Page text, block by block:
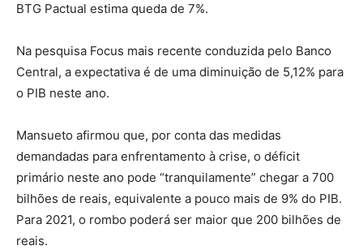
BTG Pactual estima queda de 7%.
Na pesquisa Focus mais recente conduzida pelo Banco
Central, a expectativa é de uma diminuição de 5,12% para
o PIB neste ano.
Mansueto afirmou que, por conta das medidas
demandadas para enfrentamento à crise, o déficit
primário neste ano pode “tranquilamente” chegar a 700
bilhões de reais, equivalente a pouco mais de 9% do PIB.
Para 2021, o rombo poderá ser maior que 200 bilhões de
reais.